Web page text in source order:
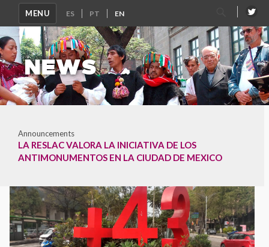
MENU
Search
for:
NEWS
Announcements
LA RESLAC VALORA LA INICIATIVA DE LOS
ANTIMONUMENTOS EN LA CIUDAD DE MEXICO